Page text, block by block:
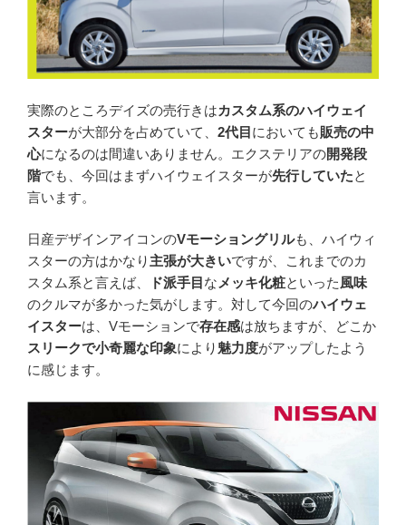
実際のところデイズの売行きはカスタム系のハイウェイ
スターが大部分を占めていて、 2代目 においても販売の中
心になるのは間違いありません。エクステリアの開発段
階でも、今回はまずハイウェイスターが先行していたと
言います。
日産デザインアイコンのVモーショングリルも、ハイウィ
スターの方はかなり主張が大きいですが、これまでのカ
スタム系と言えば、
ド派手目 なメッキ化粧といった風味
のクルマが多かった気がします。対して今回のハイウェ
イスターは、Vモーションで存在感は放ちますが、どこか
スリークで小奇麗な印象により 魅力度がアップしたよう
に感じます。